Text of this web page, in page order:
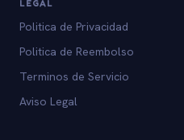
LEGAL
Politica de Privacidad
Politica de Reembolso
Terminos de Servicio
Aviso Legal